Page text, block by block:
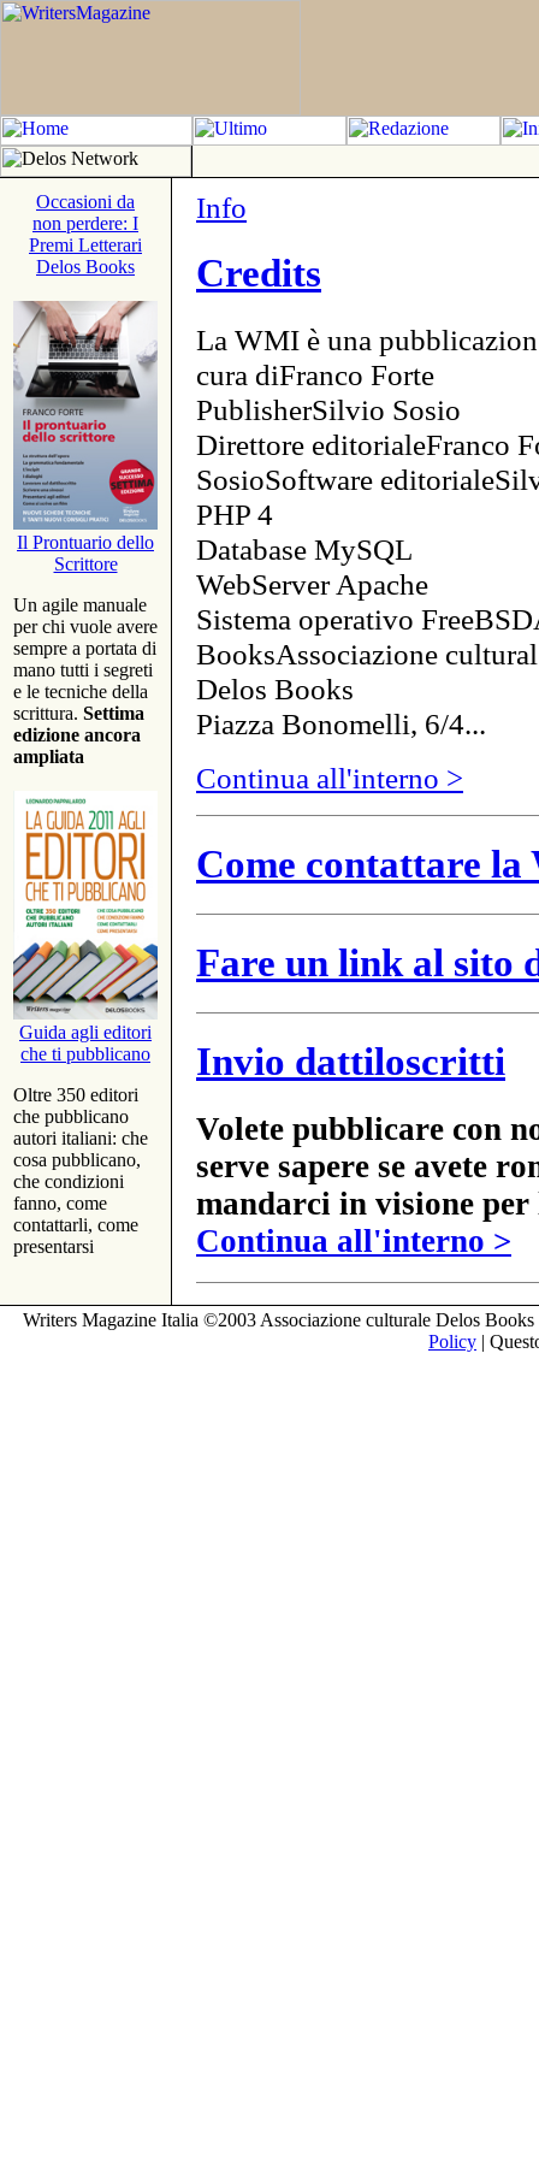
Occasioni da
non perdere: I
Premi Letterari
Delos Books
Il Prontuario dello
Scrittore
Un agile manuale
per chi vuole avere
sempre a portata di
mano tutti i segreti
e le tecniche della
scrittura. Settima
edizione ancora
ampliata
Guida agli editori
che ti pubblicano
Oltre 350 editori
che pubblicano
autori italiani: che
cosa pubblicano,
che condizioni
fanno, come
contattarli, come
presentarsi
Info
Credits
La WMI è una
cura diFranco Forte
PublisherSilvio Sosio
Direttore editorialeFranco
SosioSoftware
PHP 4
Database MySQL
WebServer Apache
Sistema operativo
BooksAssociazione
Delos Books
Piazza Bonomelli, 6/4...
Continua all'interno >
Come contattare
Fare un link al sito
Invio dattiloscritti
Volete pubblicare con
serve sapere se avete
mandarci in visione
Continua all'interno >
Writers Magazine Italia ©2003 Associazione culturale Delos
Policy |